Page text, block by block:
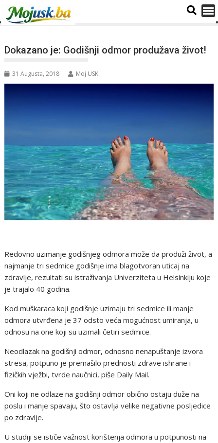
Dokazano je: Godišnji odmor produžava život!
31 Augusta, 2018 Moj USK
Redovno uzimanje godišnjeg odmora može da produži život, a
najmanje tri sedmice godišnje ima blagotvoran uticaj na
zdravlje, rezultati su istraživanja Univerziteta u Helsinkiju koje
je trajalo 40 godina.
Kod muškaraca koji godišnje uzimaju tri sedmice ili manje
odmora utvrđena je 37 odsto veća mogućnost umiranja, u
odnosu na one koji su uzimali četiri sedmice.
Neodlazak na godišnji odmor, odnosno nenapuštanje izvora
stresa, potpuno je premašilo prednosti zdrave ishrane i
fizičkih vježbi, tvrde naučnici, piše Daily Mail.
Oni koji ne odlaze na godišnji odmor obično ostaju duže na
poslu i manje spavaju, što ostavlja velike negativne posljedice
po zdravlje.
U studiji se ističe važnost korištenja odmora u potpunosti na